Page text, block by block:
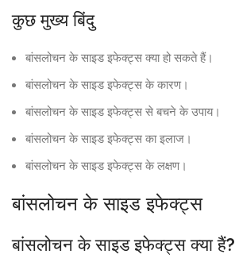
कुछ मुख्य बिंदु
बांसलोचन के साइड इफेक्ट्स क्या हो सकते हैं।
बांसलोचन के साइड इफेक्ट्स के कारण।
बांसलोचन के साइड इफेक्ट्स से बचने के उपाय।
बांसलोचन के साइड इफेक्ट्स का इलाज।
बांसलोचन के साइड इफेक्ट्स के लक्षण।
बांसलोचन के साइड इफेक्ट्स
बांसलोचन के साइड इफेक्ट्स क्या हैं?